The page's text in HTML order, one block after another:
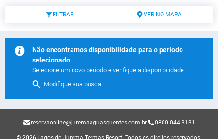
FILTRAR VER NO MAPA
Não encontramos disponibilidade para o período
selecionado.
Selecione um novo período e verifique a disponibilidade.
Modifique sua busca
reservaonline@juremaaguasquentes.com.br 0800 044 3131
© 2026 Lagos de Jurema Termas Resort. Todos os direitos reservados.